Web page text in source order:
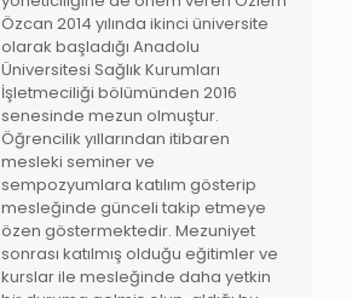
Özcan 2014 yılında ikinci üniversite
olarak başladığı Anadolu
Üniversitesi Sağlık Kurumları
İşletmeciliği bölümünden 2016
senesinde mezun olmuştur.
Öğrencilik yıllarından itibaren
mesleki seminer ve
sempozyumlara katılım gösterip
mesleğinde günceli takip etmeye
özen göstermektedir. Mezuniyet
sonrası katılmış olduğu eğitimler ve
kurslar ile mesleğinde daha yetkin